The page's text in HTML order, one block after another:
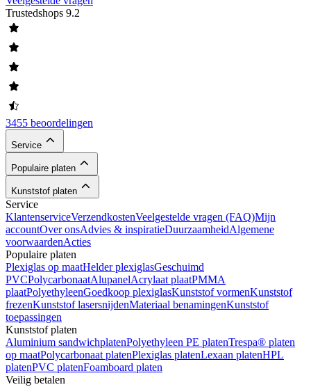
Trustedshops 9.2
3455 beoordelingen
Service
Populaire platen
Kunststof platen
Service
KlantenserviceVerzendkostenVeelgestelde vragen (FAQ)Mijn
accountOver onsAdvies & inspiratieDuurzaamheidAlgemene
voorwaardenActies
Populaire platen
Plexiglas op maatHelder plexiglasGeschuimd
PVCPolycarbonaatAlupanelAcrylaat plaatPMMA
plaatPolyethyleenGoedkoop plexiglasKunststof vormenKunststof
frezenKunststof lasersnijdenMateriaal benamingenKunststof
toepassingen
Kunststof platen
Aluminium sandwichplatenPolyethyleen PE platenTrespa® platen
op maatPolycarbonaat platenPlexiglas platenLexaan platenHPL
platenPVC platenFoamboard platen
Veilig betalen